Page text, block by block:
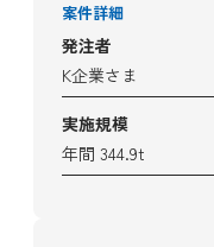
案件詳細
発注者
K企業さま
実施規模
年間 344.9t